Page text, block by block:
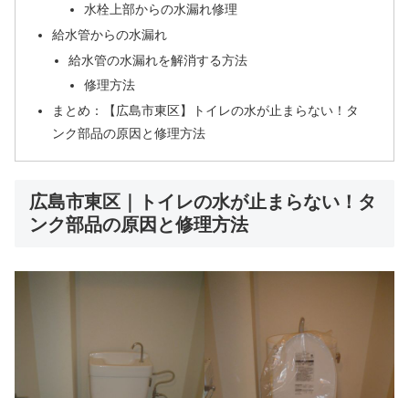
水栓上部からの水漏れ修理
給水管からの水漏れ
給水管の水漏れを解消する方法
修理方法
まとめ：【広島市東区】トイレの水が止まらない！タ
ンク部品の原因と修理方法
広島市東区｜トイレの水が止まらない！タ
ンク部品の原因と修理方法